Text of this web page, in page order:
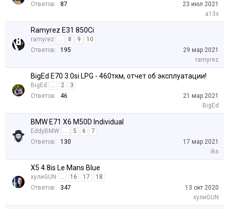
Ответов:
87
23 июл 2021
a13x
Ramyrez E31 850Ci
ramyrez ... 8 9
10
Ответов:
195
29 мар 2021
ramyrez
BigEd E70 3.0si LPG - 460ткм, отчет об эксплуатации!
BigEd ... 2
3
Ответов:
46
21 мар 2021
BigEd
BMW E71 X6 M50D Individual
EddyBMW ... 5 6
7
Ответов:
130
17 мар 2021
iks
Х5 4.8is Le Mans Blue
хулиGUN ... 16 17
18
Ответов:
347
13 окт 2020
хулиGUN